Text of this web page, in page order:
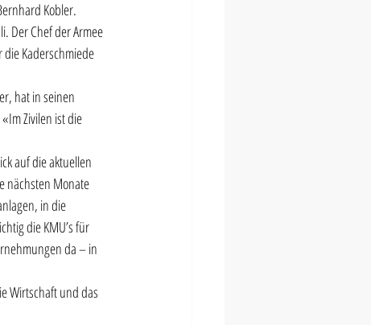
Kobler.
Der Chef der Armee
Kaderschmiede
hat in seinen
Zivilen ist die
auf die aktuellen
nächsten Monate
in die
die KMU’s für
da – in
Wirtschaft und das